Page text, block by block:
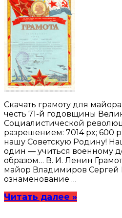
Скачать грамоту для
честь 71-й годовщины
Социалистической
разрешением: 7014 px; 600
нашу Советскую Родину!
один — учиться военному
образом… В. И. Ленин
майор Владимиров
ознаменование …
Читать далее »